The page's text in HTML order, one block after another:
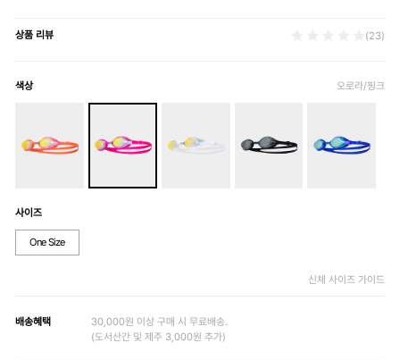
상품 리뷰 (23)
색상 오로라/핑크
사이즈
One Size
신체 사이즈 가이드
배송혜택
30,000원 이상 구매 시 무료배송.
(도서산간 및 제주 3,000원 추가)